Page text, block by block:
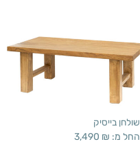
שולחן בייסיק
החל מ: 3,490 ₪